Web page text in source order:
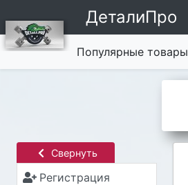
ДеталиПро
Популярные товары
Свернуть
Регистрация